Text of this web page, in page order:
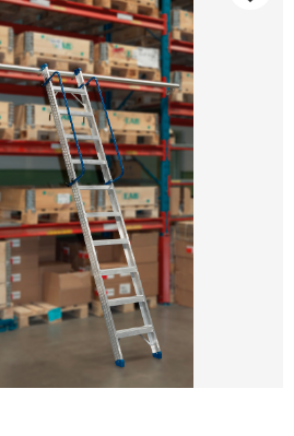
Välj hur du vill
handla:
Företag
Företag
Privat